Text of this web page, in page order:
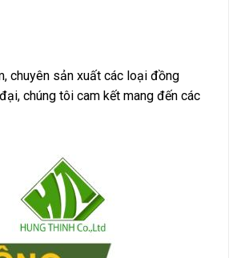
chuyên sản xuất các loại đồng
chúng tôi cam kết mang đến các